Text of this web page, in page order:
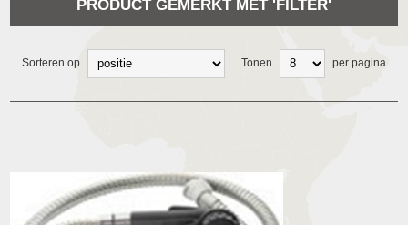
PRODUCT GEMERKT MET 'FILTER'
Sorteren op Tonen per pagina